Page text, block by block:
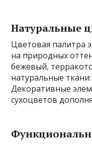
Натуральные
Цветовая палитра
на природных
бежевый,
натуральные
Декоративные
сухоцветов